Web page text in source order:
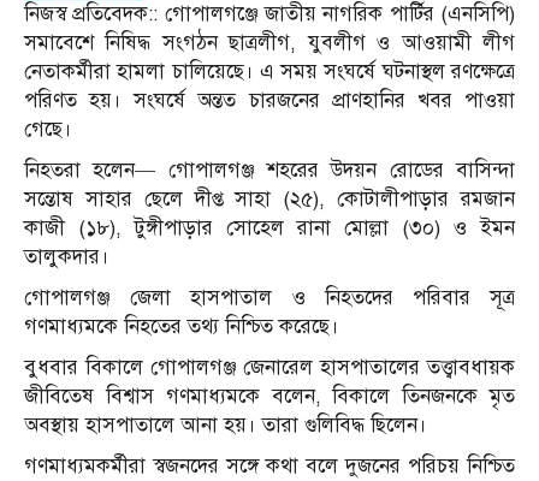
নিজস্ব প্রতিবেদক:: গোপালগঞ্জে জাতীয় নাগরিক পার্টির (এনসিপি)
সমাবেশে নিষিদ্ধ সংগঠন ছাত্রলীগ, যুবলীগ ও আওয়ামী লীগ
নেতাকর্মীরা হামলা চালিয়েছে। এ সময় সংঘর্ষে ঘটনাস্থল রণক্ষেত্রে
পরিণত হয়। সংঘর্ষে অন্তত চারজনের প্রাণহানির খবর পাওয়া
গেছে।
নিহতরা হলেন— গোপালগঞ্জ শহরের উদয়ন রোডের বাসিন্দা
সন্তোষ সাহার ছেলে দীপ্ত সাহা (২৫), কোটালীপাড়ার রমজান
কাজী (১৮), টুঙ্গীপাড়ার সোহেল রানা মোল্লা (৩০) ও ইমন
তালুকদার।
গোপালগঞ্জ জেলা হাসপাতাল ও নিহতদের পরিবার সূত্র
গণমাধ্যমকে নিহতের তথ্য নিশ্চিত করেছে।
বুধবার বিকালে গোপালগঞ্জ জেনারেল হাসপাতালের তত্ত্বাবধায়ক
জীবিতেষ বিশ্বাস গণমাধ্যমকে বলেন, বিকালে তিনজনকে মৃত
অবস্থায় হাসপাতালে আনা হয়। তারা গুলিবিদ্ধ ছিলেন।
গণমাধ্যমকর্মীরা স্বজনদের সঙ্গে কথা বলে দুজনের পরিচয় নিশ্চিত